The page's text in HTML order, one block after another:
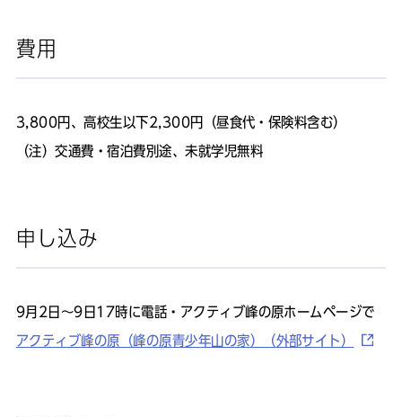
費用
3,800円、高校生以下2,300円（昼食代・保険料含む）
（注）交通費・宿泊費別途、未就学児無料
申し込み
9月2日～9日17時に電話・アクティブ峰の原ホームページで
アクティブ峰の原（峰の原青少年山の家）（外部サイト）